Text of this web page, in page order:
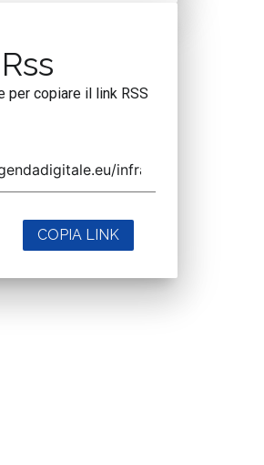
per copiare il link RSS
COPIA LINK